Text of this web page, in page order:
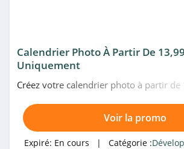
Calendrier Photo À Partir De
Uniquement
Créez votre calendrier photo à partir de
Voir la promo
Expiré: En cours | Catégorie :